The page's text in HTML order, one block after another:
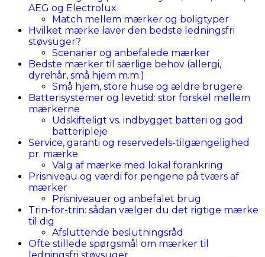
AEG og Electrolux
Match mellem mærker og boligtyper
Hvilket mærke laver den bedste ledningsfri
støvsuger?
Scenarier og anbefalede mærker
Bedste mærker til særlige behov (allergi,
dyrehår, små hjem m.m.)
Små hjem, store huse og ældre brugere
Batterisystemer og levetid: stor forskel mellem
mærkerne
Udskifteligt vs. indbygget batteri og god
batteripleje
Service, garanti og reservedels-tilgængelighed
pr. mærke
Valg af mærke med lokal forankring
Prisniveau og værdi for pengene på tværs af
mærker
Prisniveauer og anbefalet brug
Trin-for-trin: sådan vælger du det rigtige mærke
til dig
Afsluttende beslutningsråd
Ofte stillede spørgsmål om mærker til